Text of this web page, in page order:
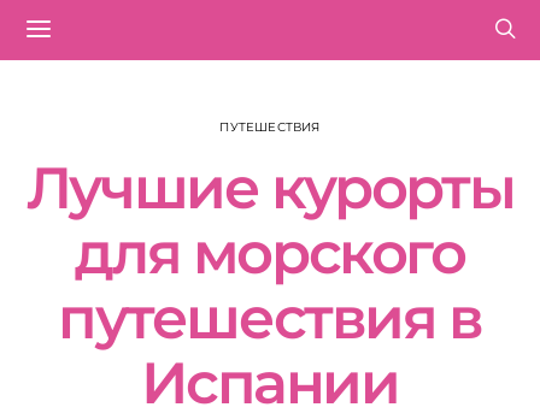
ПУТЕШЕСТВИЯ
Лучшие курорты
для морского
путешествия в
Испании